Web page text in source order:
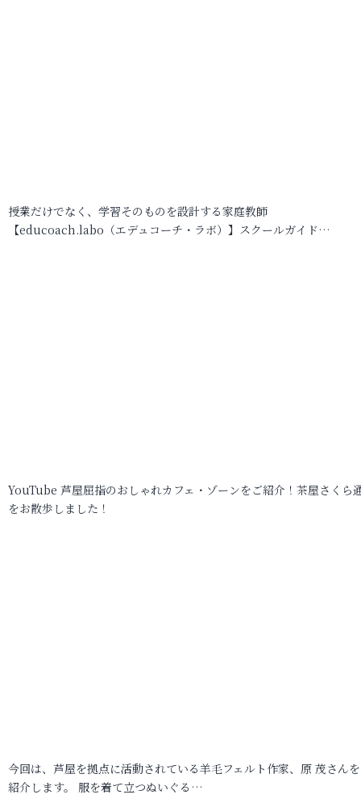
授業だけでなく、学習そのものを設計する家庭教師
【educoach.labo（エデュコーチ・ラボ）】スクールガイド…
YouTube 芦屋屈指のおしゃれカフェ・ゾーンをご紹介！茶屋さくら
をお散歩しました！
今回は、芦屋を拠点に活動されている羊毛フェルト作家、原 茂さん
紹介します。 服を着て立つぬいぐる…